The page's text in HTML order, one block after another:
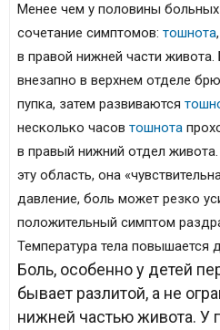
Менее чем у половины больных
сочетание симптомов: тошнота,
в правой нижней части
внезапно в верхнем отделе
пупка, затем развиваются
несколько часов тошнота
в правый нижний отдел
эту область, она
давление, боль может резко
положительный симптом
Температура тела повышается
Боль, особенно у детей
бывает разлитой, а не
нижней частью живота.